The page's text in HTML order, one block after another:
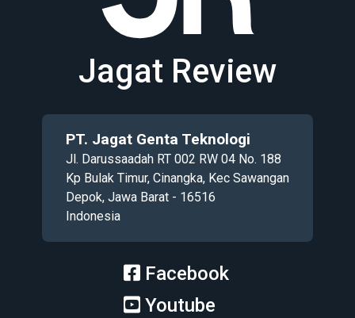
Jagat Review
PT. Jagat Genta Teknologi
Jl. Darussaadah RT 002 RW 04 No. 188
Kp Bulak Timur, Cinangka, Kec Sawangan
Depok, Jawa Barat - 16516
Indonesia
Facebook
Youtube